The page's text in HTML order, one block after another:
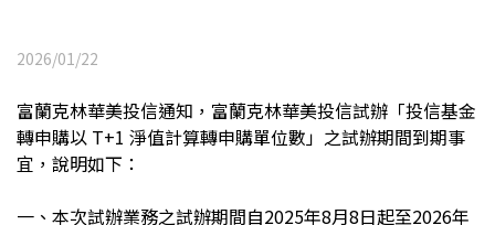
2026/01/22
富蘭克林華美投信通知，富蘭克林華美投信試辦「投信基金
轉申購以 T+1 淨值計算轉申購單位數」之試辦期間到期事
宜，說明如下：
一、本次試辦業務之試辦期間自2025年8月8日起至2026年